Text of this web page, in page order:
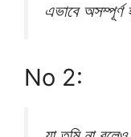
এভাবে অসম্পূর্ণ
No 2: